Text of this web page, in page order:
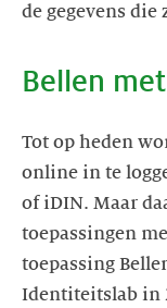
de gegevens
Bellen
Tot op heden
online in te
of iDIN. Maar
toepassingen
toepassing
Identiteitslab in